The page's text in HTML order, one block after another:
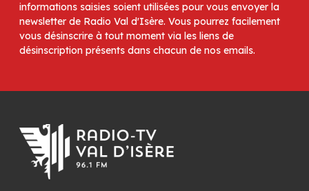
informations saisies soient utilisées pour vous envoyer la
newsletter de Radio Val d'Isère. Vous pourrez facilement
vous désinscrire à tout moment via les liens de
désinscription présents dans chacun de nos emails.